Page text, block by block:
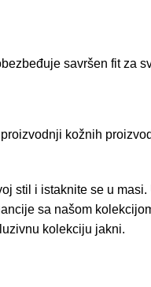
savršen fit za
kožnih
stil i istaknite se u
sa našom
kolekciju jakni.